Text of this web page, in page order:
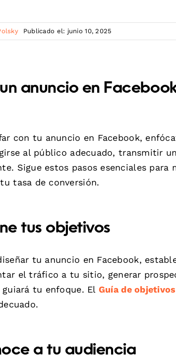
Publicado el: junio 10, 2025
anuncio en
con tu anuncio en Facebook,
al público adecuado, transmitir
Sigue estos pasos esenciales
tasa de conversión.
tus objetivos
tu anuncio en Facebook,
el tráfico a tu sitio, generar
tu enfoque. El Guía de
a tu audiencia